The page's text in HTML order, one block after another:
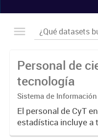
Personal de
tecnología
Sistema de
Tecnología Argentino
El personal de CyT
estadística incluye a
personas